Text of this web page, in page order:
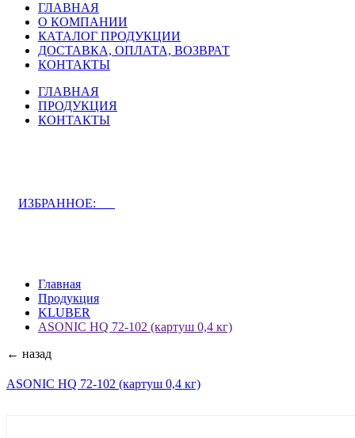
ГЛАВНАЯ
О КОМПАНИИ
КАТАЛОГ ПРОДУКЦИИ
ДОСТАВКА, ОПЛАТА, ВОЗВРАТ
КОНТАКТЫ
ГЛАВНАЯ
ПРОДУКЦИЯ
КОНТАКТЫ
ИЗБРАННОЕ:
Главная
Продукция
KLUBER
ASONIC HQ 72-102 (картуш 0,4 кг)
← назад
ASONIC HQ 72-102 (картуш 0,4 кг)